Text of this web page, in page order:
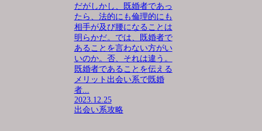
だがしかし、既婚者であっ
たら、法的にも倫理的にも
相手が及び腰になることは
明らかだ。では、既婚者で
あることを言わない方がい
いのか。否、それは違う。
既婚者であることを伝える
メリット出会い系で既婚
者...
2023.12.25
出会い系攻略